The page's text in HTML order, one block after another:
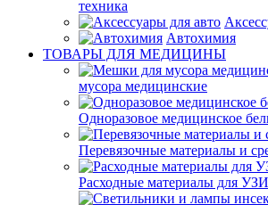
техника
Автохимия
ТОВАРЫ ДЛЯ МЕДИЦИНЫ
мусора медицинские
Одноразовое медицинское
Перевязочные материалы и
Расходные материалы для